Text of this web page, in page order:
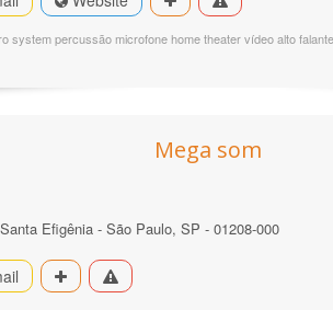
system percussão microfone home theater vídeo alto
Mega som
Efigênia - São Paulo, SP - 01208-000